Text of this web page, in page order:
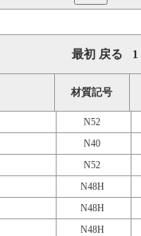
最初 戻る 1
材質記号
N52
N40
N52
N48H
N48H
N48H